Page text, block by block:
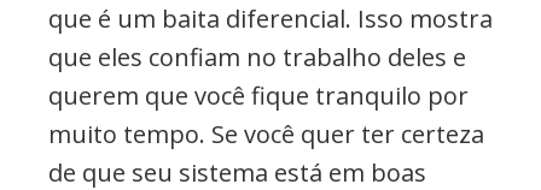
que é um baita diferencial. Isso mostra
que eles confiam no trabalho deles e
querem que você fique tranquilo por
muito tempo. Se você quer ter certeza
de que seu sistema está em boas